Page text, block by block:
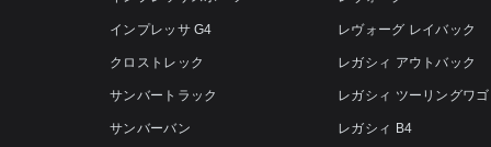
インプレッサ G4
クロストレック
サンバートラック
サンバーバン
レヴォーグ レイバック
レガシィ アウトバック
レガシィ ツーリングワ
レガシィ B4